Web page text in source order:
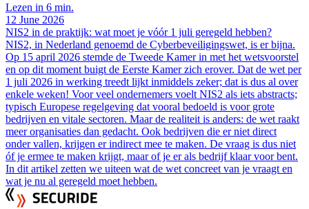
Lezen in 6 min.
12 June 2026
NIS2 in de praktijk: wat moet je vóór 1 juli geregeld hebben?
NIS2, in Nederland genoemd de Cyberbeveiligingswet, is er bijna.
Op 15 april 2026 stemde de Tweede Kamer in met het wetsvoorstel
en op dit moment buigt de Eerste Kamer zich erover. Dat de wet per
1 juli 2026 in werking treedt lijkt inmiddels zeker; dat is dus al over
enkele weken! Voor veel ondernemers voelt NIS2 als iets abstracts;
typisch Europese regelgeving dat vooral bedoeld is voor grote
bedrijven en vitale sectoren. Maar de realiteit is anders: de wet raakt
meer organisaties dan gedacht. Ook bedrijven die er niet direct
onder vallen, krijgen er indirect mee te maken. De vraag is dus niet
óf je ermee te maken krijgt, maar of je er als bedrijf klaar voor bent.
In dit artikel zetten we uiteen wat de wet concreet van je vraagt en
wat je nu al geregeld moet hebben.